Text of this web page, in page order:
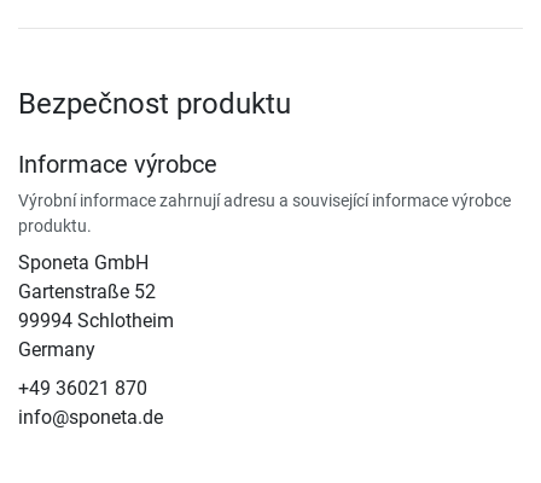
Bezpečnost produktu
Informace výrobce
Výrobní informace zahrnují adresu a související informace výrobce
produktu.
Sponeta GmbH
Gartenstraße 52
99994 Schlotheim
Germany
+49 36021 870
info@sponeta.de